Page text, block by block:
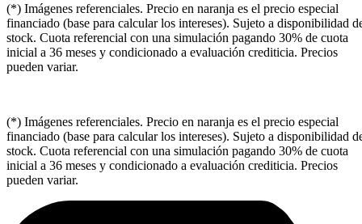
(*) Imágenes referenciales. Precio en naranja es el precio especial
financiado (base para calcular los intereses). Sujeto a disponibilidad
stock. Cuota referencial con una simulación pagando 30% de cuota
inicial a 36 meses y condicionado a evaluación crediticia. Precios
pueden variar.
(*) Imágenes referenciales. Precio en naranja es el precio especial
financiado (base para calcular los intereses). Sujeto a disponibilidad
stock. Cuota referencial con una simulación pagando 30% de cuota
inicial a 36 meses y condicionado a evaluación crediticia. Precios
pueden variar.